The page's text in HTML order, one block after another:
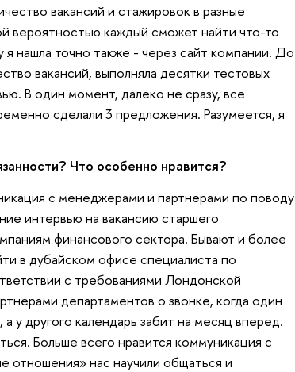
вакансий и стажировок в разные
вероятностью каждый сможет найти что-то
нашла точно также - через сайт компании. До
вакансий, выполняла десятки тестовых
В один момент, далеко не сразу, все
сделали 3 предложения. Разумеется, я
Что особенно нравится?
с менеджерами и партнерами по поводу
интервью на вакансию старшего
финансового сектора. Бывают и более
в дубайском офисе специалиста по
с требованиями Лондонской
департаментов о звонке, когда один
у другого календарь забит на месяц вперед.
Больше всего нравится коммуникация с
нас научили общаться и